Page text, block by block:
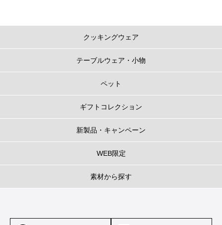
クッキングウェア
テーブルウェア・小物
ペット
ギフトコレクション
新製品・キャンペーン
WEB限定
素材から探す